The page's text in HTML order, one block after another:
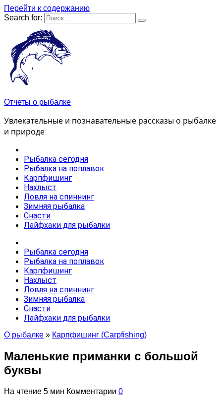
Перейти к содержанию
Search for:
Отчеты о рыбалке
Увлекательные и познавательные рассказы о рыбалке
и природе
Рыбалка сегодня
Рыбалка на поплавок
Карпфишинг
Нахлыст
Ловля на спиннинг
Зимняя рыбалка
Снасти
Лайфхаки для рыбалки
Рыбалка сегодня
Рыбалка на поплавок
Карпфишинг
Нахлыст
Ловля на спиннинг
Зимняя рыбалка
Снасти
Лайфхаки для рыбалки
О рыбалке » Карпфишинг (Carpfishing)
Маленькие приманки с большой
буквы
На чтение 5 мин Комментарии 0